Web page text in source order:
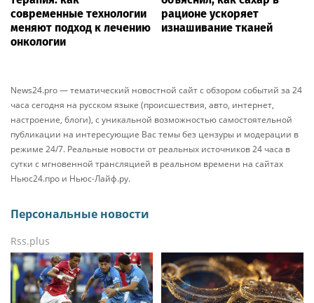
современные технологии
меняют подход к лечению
онкологии
рационе ускоряет
изнашивание тканей
News24.pro — тематический новостной сайт с обзором событий за 24
часа сегодня на русском языке (происшествия, авто, интернет,
настроение, блоги), с уникальной возможностью самостоятельной
публикации на интересующие Вас темы без цензуры и модерации в
режиме 24/7. Реальные новости от реальных источников 24 часа в
сутки с мгновенной трансляцией в реальном времени на сайтах
Ньюс24.про и Ньюс-Лайф.ру.
Персональные новости
Rss.plus